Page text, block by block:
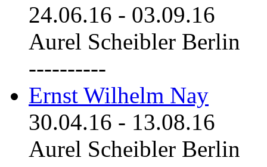
24.06.16 - 03.09.16
Aurel Scheibler Berlin
----------
Ernst Wilhelm Nay
30.04.16 - 13.08.16
Aurel Scheibler Berlin